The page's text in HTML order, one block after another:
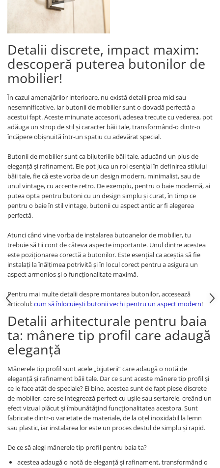
Detalii discrete, impact maxim:
descoperă puterea butonilor de
mobilier!
În cazul amenajărilor interioare, nu există detalii prea mici sau
nesemnificative, iar butonii de mobilier sunt o dovadă perfectă a
acestui fapt. Aceste minunate accesorii, adesea trecute cu vederea, pot
adăuga un strop de stil și caracter băii tale, transformând-o dintr-o
încăpere obișnuită într-un spațiu cu adevărat special.
Butonii de mobilier sunt ca bijuteriile băii tale, aducând un plus de
eleganță și rafinament. Ele pot juca un rol esențial în definirea stilului
băii tale, fie că este vorba de un design modern, minimalist, sau de
unul vintage, cu accente retro. De exemplu, pentru o baie modernă, ai
putea opta pentru butoni cu un design simplu și curat, în timp ce
pentru o baie în stil vintage, butonii cu aspect antic ar fi alegerea
perfectă.
Atunci când vine vorba de instalarea butoanelor de mobilier, tu
trebuie să ții cont de câteva aspecte importante. Unul dintre acestea
este poziționarea corectă a butonilor. Este esențial ca aceștia să fie
instalați la înălțimea potrivită și în locul corect pentru a asigura un
aspect armonios și o funcționalitate maximă.
Pentru mai multe detalii despre montarea butonilor, accesează
articolul:cum să înlocuiești butonii vechi pentru un aspect modern!
Detalii arhitecturale pentru baia
ta: mânere tip profil care adaugă
eleganță
Mânerele tip profil sunt acele „bijuterii” care adaugă o notă de
eleganță și rafinament băii tale. Dar ce sunt aceste mânere tip profil și
ce le face atât de speciale? Ei bine, acestea sunt de fapt piese discrete
de mobilier, care se integrează perfect cu ușile sau sertarele, creând un
efect vizual plăcut și îmbunătățind funcționalitatea acestora. Sunt
fabricate dintr-o varietate de materiale, de la oțel inoxidabil la lemn
sau plastic, iar instalarea lor este un proces destul de simplu și rapid.
De ce să alegi mânerele tip profil pentru baia ta?
acestea adaugă o notă de eleganță și rafinament, transformând o